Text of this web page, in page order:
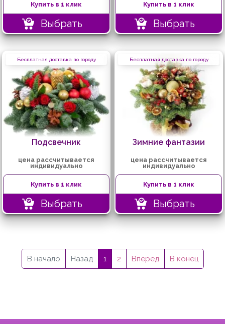
Купить в 1 клик
Выбрать
Купить в 1 клик
Выбрать
Бесплатная доставка по городу
Подсвечник
цена рассчитывается
индивидуально
Купить в 1 клик
Выбрать
Бесплатная доставка по городу
Зимние фантазии
цена рассчитывается
индивидуально
Купить в 1 клик
Выбрать
В начало Назад 1 2 Вперед В конец